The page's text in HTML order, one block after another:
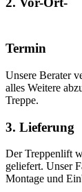
Termin
Unsere Berater
alles Weitere
Treppe.
3. Lieferung
Der Treppenlift
geliefert. Unser
Montage und